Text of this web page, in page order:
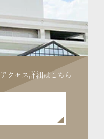
アクセス詳細はこちら